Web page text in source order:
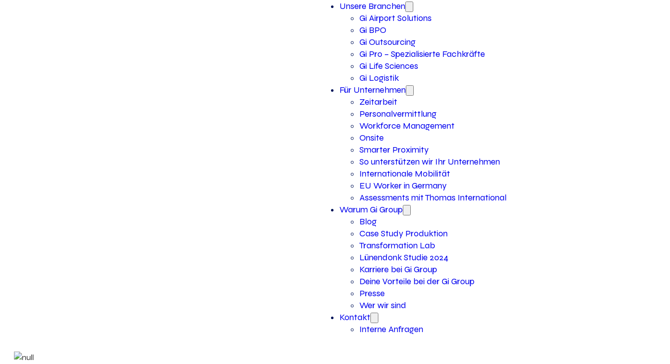
Unsere Branchen
Gi Airport Solutions
Gi BPO
Gi Outsourcing
Gi Pro – Spezialisierte Fachkräfte
Gi Life Sciences
Gi Logistik
Für Unternehmen
Zeitarbeit
Personalvermittlung
Workforce Management
Onsite
Smarter Proximity
So unterstützen wir Ihr Unternehmen
Internationale Mobilität
EU Worker in Germany
Assessments mit Thomas International
Warum Gi Group
Blog
Case Study Produktion
Transformation Lab
Lünendonk Studie 2024
Karriere bei Gi Group
Deine Vorteile bei der Gi Group
Presse
Wer wir sind
Kontakt
Interne Anfragen